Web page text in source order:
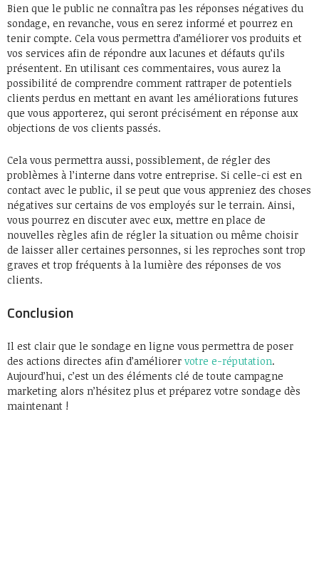
Bien que le public ne connaîtra pas les réponses négatives du
sondage, en revanche, vous en serez informé et pourrez en
tenir compte. Cela vous permettra d’améliorer vos produits et
vos services afin de répondre aux lacunes et défauts qu’ils
présentent. En utilisant ces commentaires, vous aurez la
possibilité de comprendre comment rattraper de potentiels
clients perdus en mettant en avant les améliorations futures
que vous apporterez, qui seront précisément en réponse aux
objections de vos clients passés.
Cela vous permettra aussi, possiblement, de régler des
problèmes à l’interne dans votre entreprise. Si celle-ci est en
contact avec le public, il se peut que vous appreniez des choses
négatives sur certains de vos employés sur le terrain. Ainsi,
vous pourrez en discuter avec eux, mettre en place de
nouvelles règles afin de régler la situation ou même choisir
de laisser aller certaines personnes, si les reproches sont trop
graves et trop fréquents à la lumière des réponses de vos
clients.
Conclusion
Il est clair que le sondage en ligne vous permettra de poser
des actions directes afin d’améliorer votre e-réputation.
Aujourd’hui, c’est un des éléments clé de toute campagne
marketing alors n’hésitez plus et préparez votre sondage dès
maintenant !